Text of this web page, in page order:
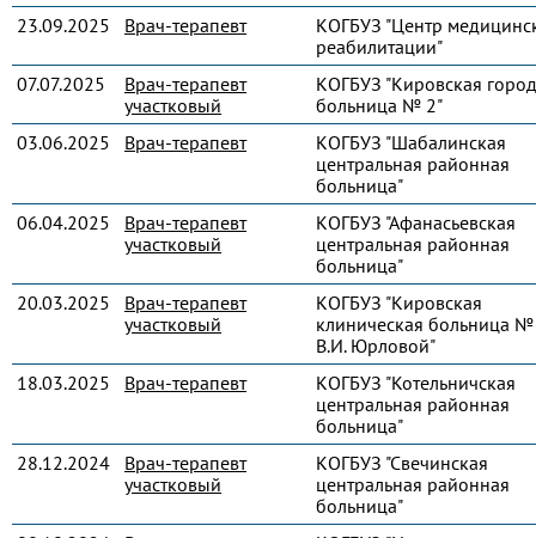
23.09.2025 Врач-терапевт
КОГБУЗ "Центр
реабилитации"
07.07.2025
Врач-терапевт
участковый
КОГБУЗ "Кировская
больница № 2"
03.06.2025
Врач-терапевт
КОГБУЗ "Шабалинская
центральная районная
больница"
06.04.2025
Врач-терапевт
участковый
КОГБУЗ "Афанасьевская
центральная районная
больница"
20.03.2025
Врач-терапевт
участковый
КОГБУЗ "Кировская
клиническая больница
В.И. Юрловой"
18.03.2025
Врач-терапевт
КОГБУЗ "Котельничская
центральная районная
больница"
28.12.2024
Врач-терапевт
участковый
КОГБУЗ "Свечинская
центральная районная
больница"